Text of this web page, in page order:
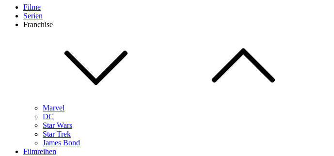
Filme
Serien
Franchise
Marvel
DC
Star Wars
Star Trek
James Bond
Filmreihen